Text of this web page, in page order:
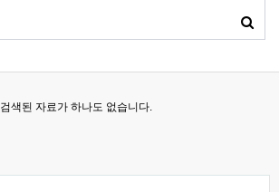
검색된 자료가 하나도 없습니다.